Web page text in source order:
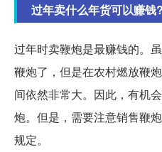
过年卖什么年货可以赚钱?
过年时卖鞭炮是最赚钱的。
鞭炮了，但是在农村燃放鞭
间依然非常大。因此，有机
炮。但是，需要注意销售鞭
规定。